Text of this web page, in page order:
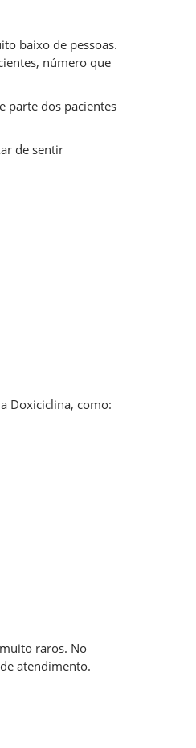
baixo de pessoas.
número que
parte dos pacientes
de sentir
Doxiciclina, como:
raros. No
atendimento.